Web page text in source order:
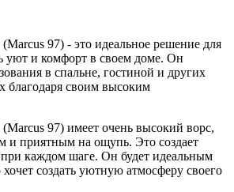
97) - это идеальное решение для
уют и комфорт в своем доме. Он
в спальне, гостиной и других
благодаря своим высоким
97) имеет очень высокий ворс,
и приятным на ощупь. Это создает
каждом шаге. Он будет идеальным
создать уютную атмосферу своего